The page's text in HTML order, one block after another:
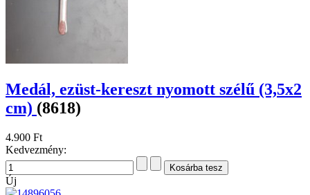
Medál, ezüst-kereszt nyomott szélű (3,5x2
cm) (8618)
4.900 Ft
Kedvezmény:
Új